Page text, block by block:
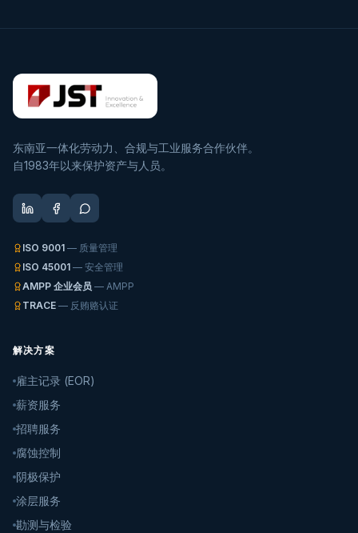
东南亚一体化劳动力、合规与工业服务合作伙伴。
自1983年以来保护资产与人员。
ISO 9001 — 质量管理
ISO 45001 — 安全管理
AMPP 企业会员 — AMPP
TRACE — 反贿赂认证
解决方案
雇主记录 (EOR)
薪资服务
招聘服务
腐蚀控制
阴极保护
涂层服务
勘测与检验